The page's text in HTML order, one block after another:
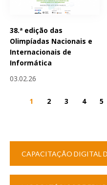
38.ª edição das
Olimpíadas Nacionais e
Internacionais de
Informática
03.02.26
1 2 3 4 5
CAPACITAÇÃO DIGITAL